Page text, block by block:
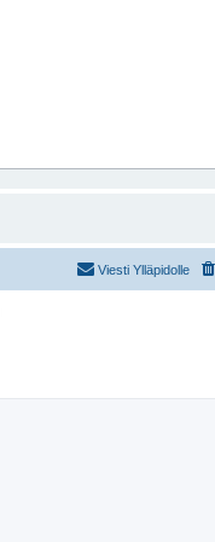
Viesti Ylläpidolle